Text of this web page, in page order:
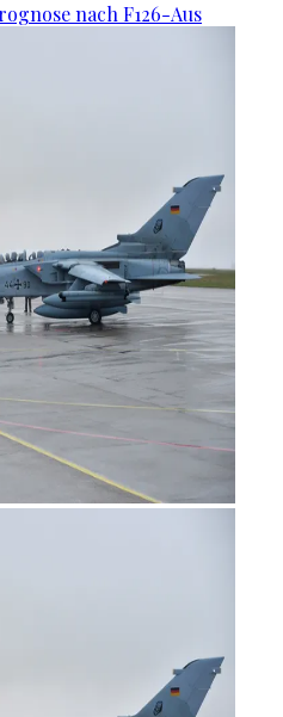
nach F126-Aus